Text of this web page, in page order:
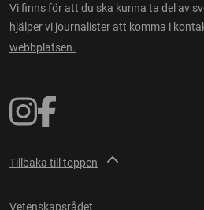
Vi finns för att du ska kunna ta del av
hjälper vi journalister att komma i
webbplatsen.
Tillbaka till toppen
Vetenskapsrådet